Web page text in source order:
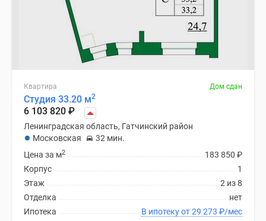
Квартира Дом сдан
Студия 33.20 м2
6 103 820 ₽
Ленинградская область, Гатчинский район
Московская
32 мин.
183 850 ₽
Цена за м2
1
Корпус
2 из 8
Этаж
нет
Отделка
В ипотеку от 29 273 ₽/мес
Ипотека